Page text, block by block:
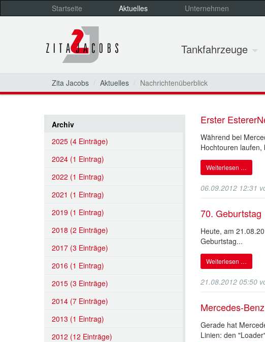
Startseite Aktuelles Unternehmen
Tankfahrzeuge
Zita Jacobs Aktuelles Nachrichtenüberblick
Archiv
2025 (4 Einträge)
2024 (1 Eintrag)
2022 (1 Eintrag)
2021 (1 Eintrag)
2019 (1 Eintrag)
2018 (2 Einträge)
2017 (3 Einträge)
2016 (1 Eintrag)
2015 (3 Einträge)
2014 (7 Einträge)
2013 (1 Eintrag)
2012 (12 Einträge)
Erster
Während bei
Hochtouren
Weiterlesen …
06.09.2012 12:31
70. Geburtstag
Heute, am
Geburtstag...
Weiterlesen …
21.08.2012 05:50
Mercedes-
Gerade hat
Linien: den